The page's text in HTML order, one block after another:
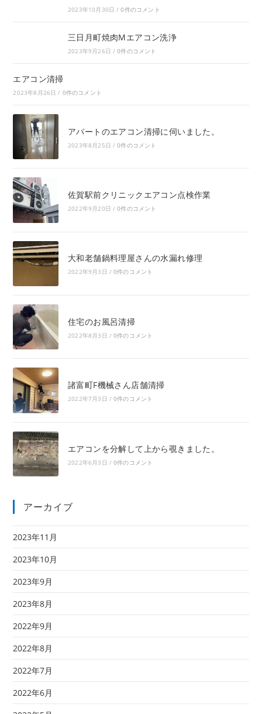
2023年10月30日 / 0件のコメント
三日月町焼肉Mエアコン洗浄
2023年9月26日 / 0件のコメント
エアコン清掃
2023年8月26日 / 0件のコメント
アパートのエアコン清掃に伺いました。
2023年8月25日 / 0件のコメント
佐賀駅前クリニックエアコン点検作業
2022年9月20日 / 0件のコメント
大和老舗鍋料理屋さんの水漏れ修理
2022年9月3日 / 0件のコメント
住宅のお風呂清掃
2022年8月3日 / 0件のコメント
諸富町F機械さん店舗清掃
2022年7月3日 / 0件のコメント
エアコンを分解して上から覗きました。
2022年6月3日 / 0件のコメント
アーカイブ
2023年11月
2023年10月
2023年9月
2023年8月
2022年9月
2022年8月
2022年7月
2022年6月